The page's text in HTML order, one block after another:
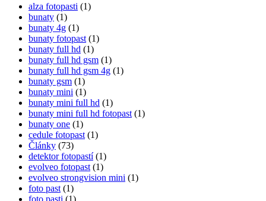
alza fotopasti (1)
bunaty (1)
bunaty 4g (1)
bunaty fotopast (1)
bunaty full hd (1)
bunaty full hd gsm (1)
bunaty full hd gsm 4g (1)
bunaty gsm (1)
bunaty mini (1)
bunaty mini full hd (1)
bunaty mini full hd fotopast (1)
bunaty one (1)
cedule fotopast (1)
Články (73)
detektor fotopastí(1)
evolveo fotopast (1)
evolveo strongvision mini (1)
foto past (1)
foto pasti (1)